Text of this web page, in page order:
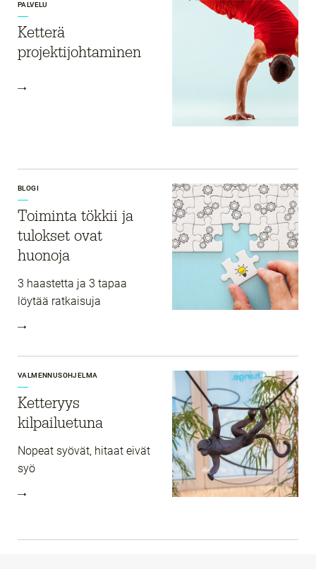
PALVELU
Ketterä
projektijohtaminen
BLOGI
Toiminta tökkii ja
tulokset ovat
huonoja
3 haastetta ja 3 tapaa
löytää ratkaisuja
VALMENNUSOHJELMA
Ketteryys
kilpailuetuna
Nopeat syövät, hitaat eivät
syö